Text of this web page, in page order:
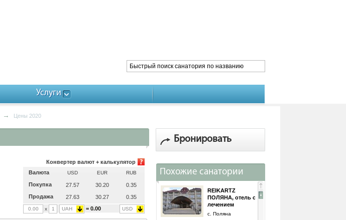
Услуги
Цены 2020
Конвертер валют + калькулятор
Валюта
Покупка
Продажа
USD
27.57
27.63
EUR
30.20
30.27
RUB
0.35
0.35
x UAH = 0.00 USD
Бронировать
Похожие санатории
REIKARTZ
ПОЛЯНА, отель с
лечением
с. Поляна